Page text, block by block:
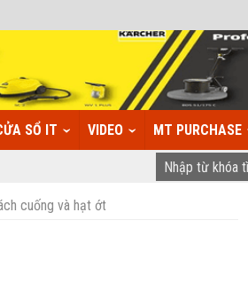
SỔ IT VIDEO MT PURCHASE
cuống và hạt ớt